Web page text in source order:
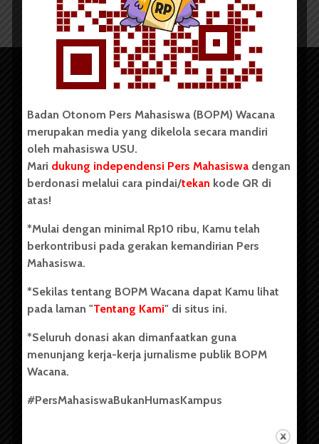
Copyright © 2023. All rights reserved BOPM WACANA.
Badan Otonom Pers Mahasiswa (BOPM) Wacana merupakan
pers mahasiswa yang berdiri di luar kampus dan dikelola
(USU). Sebelumnya BOPM Wacana merupakan salah satu
Unit Kegiatan Mahasiswa (UKM) di Universitas Sumatera
berdiri pada 1 Juli 1995.
Tentang Kami
Badan Otonom Pers Mahasiswa (BOPM) Wacana
merupakan media yang dikelola secara mandiri
oleh mahasiswa USU.
Mari dukung independensi Pers Mahasiswa dengan
berdonasi melalui cara pindai/tekan kode QR di
atas!
*Mulai dengan minimal Rp10 ribu, Kamu telah
berkontribusi pada gerakan kemandirian Pers
Mahasiswa.
*Sekilas tentang BOPM Wacana dapat Kamu lihat
pada laman "Tentang Kami" di situs ini.
*Seluruh donasi akan dimanfaatkan guna
menunjang kerja-kerja jurnalisme publik BOPM
Wacana.
#PersMahasiswaBukanHumasKampus